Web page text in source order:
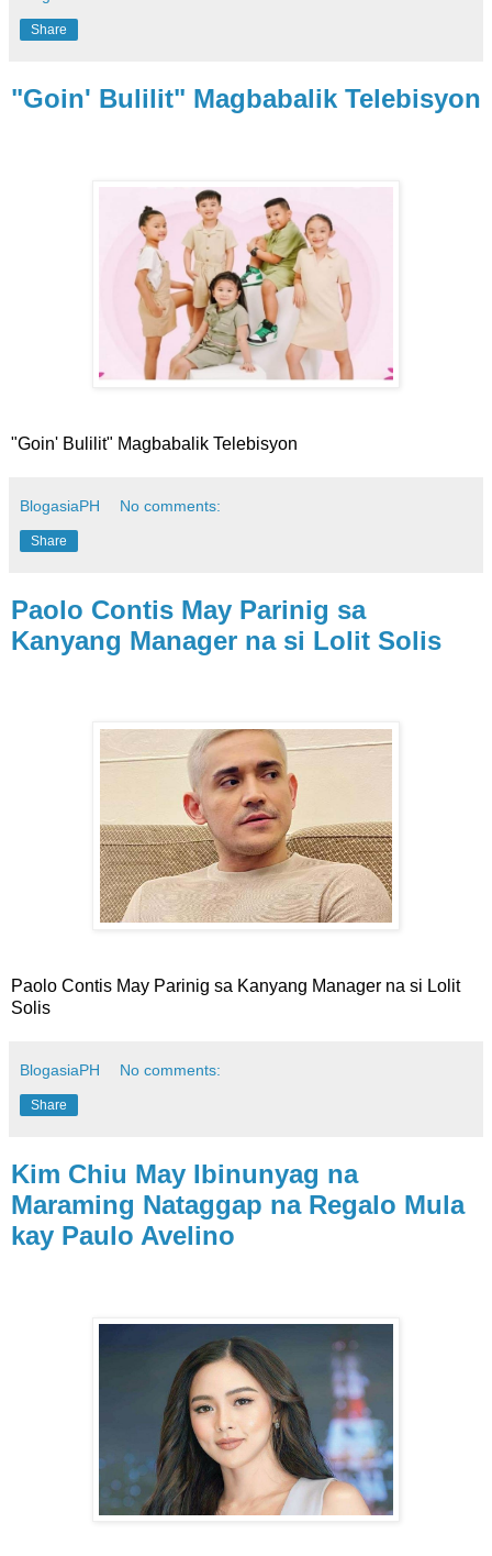
Share
"Goin' Bulilit" Magbabalik Telebisyon
"Goin' Bulilit" Magbabalik Telebisyon
BlogasiaPH No comments:
Share
Paolo Contis May Parinig sa
Kanyang Manager na si Lolit Solis
Paolo Contis May Parinig sa Kanyang Manager na si Lolit
Solis
BlogasiaPH No comments:
Share
Kim Chiu May Ibinunyag na
Maraming Nataggap na Regalo Mula
kay Paulo Avelino